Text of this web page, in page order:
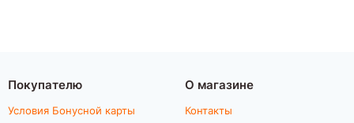
Покупателю
Условия Бонусной карты
О магазине
Контакты